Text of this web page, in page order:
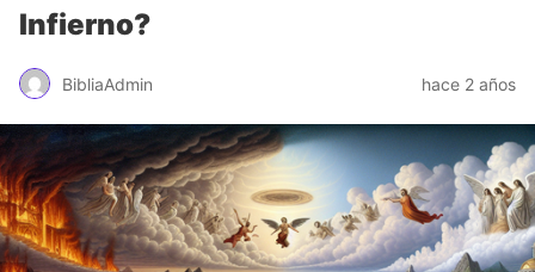
Infierno?
BibliaAdmin hace 2 años